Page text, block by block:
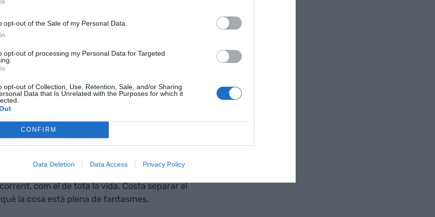
opt-out of the Sale of my Personal Data.
opt-out of processing my Personal Data for Targeted
opt-out of Collection, Use, Retention, Sale, and/or Sharing
Data that Is Unrelated with the Purposes for which it
CONFIRM
Data Deletion Data Access Privacy Policy
nicaragüenca
fantasmes
i quan rascaves una mica descobries que
parlant d’Intel·ligència Artificial que en veritat
com el de tota la vida. Costa separar el
la cosa està plena de fantasmes.